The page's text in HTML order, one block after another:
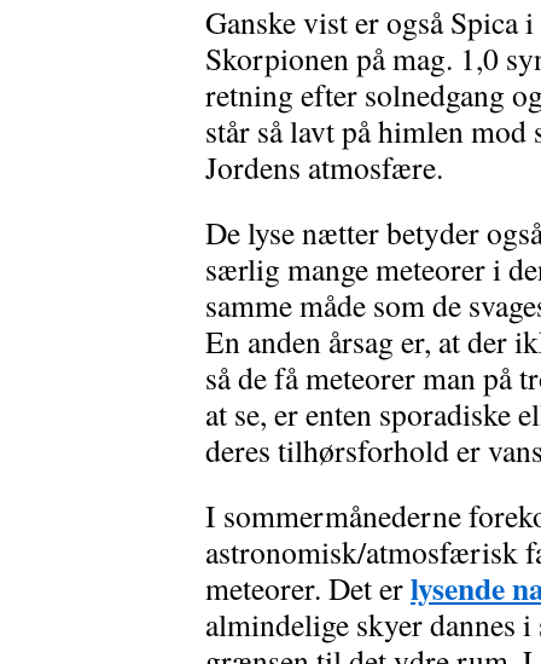
Ganske vist er også Spica
Skorpionen på mag. 1,0
retning efter solnedgang
står så lavt på himlen mod
Jordens atmosfære.
De lyse nætter betyder
særlig mange meteorer i
samme måde som de
En anden årsag er, at der
så de få meteorer man på
at se, er enten sporadiske
deres tilhørsforhold er
I sommermånederne
astronomisk/atmosfærisk
meteorer. Det erlysende
almindelige skyer dannes